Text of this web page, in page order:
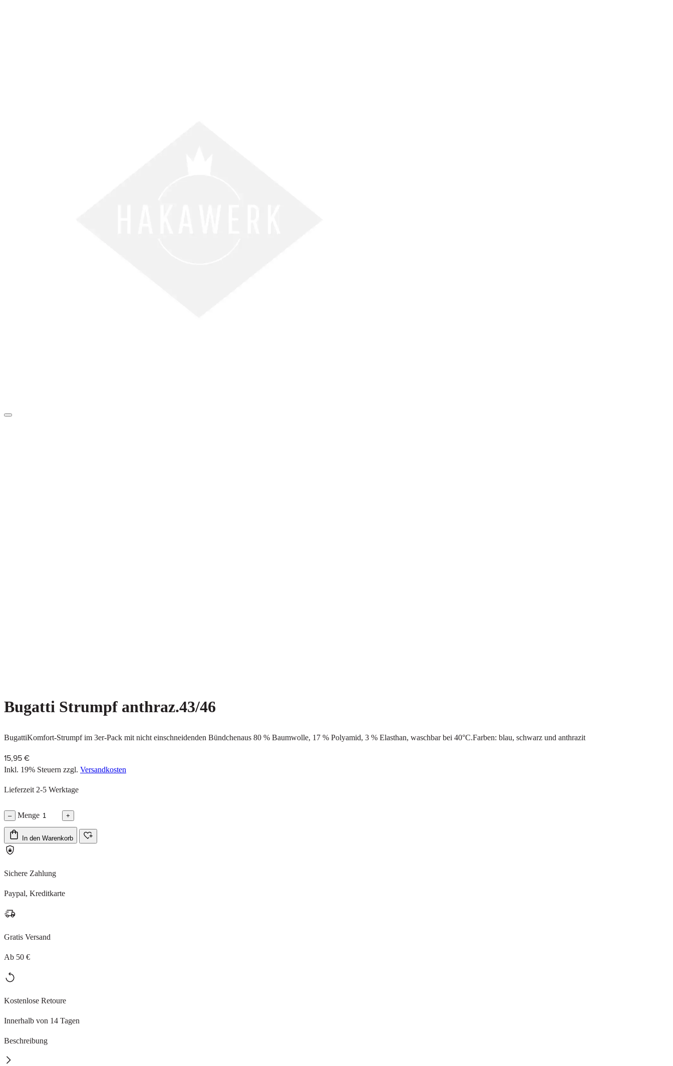
Bugatti Strumpf anthraz.43/46
BugattiKomfort-Strumpf im 3er-Pack mit nicht einschneidenden Bündchenaus 80 % Baumwolle, 17 % Polyamid, 3 % Elasthan, waschbar bei 40°C.Farben: blau, schwarz und anthrazit
15,95 €
Inkl. 19% Steuern zzgl. Versandkosten
Lieferzeit 2-5 Werktage
– Menge +
In den Warenkorb
Sichere Zahlung
Paypal, Kreditkarte
Gratis Versand
Ab 50 €
Kostenlose Retoure
Innerhalb von 14 Tagen
Beschreibung